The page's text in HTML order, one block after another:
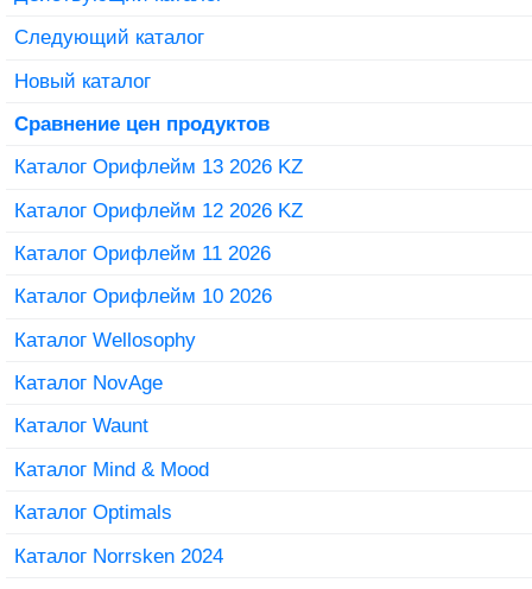
Следующий каталог
Новый каталог
Сравнение цен продуктов
Каталог Орифлейм 13 2026 KZ
Каталог Орифлейм 12 2026 KZ
Каталог Орифлейм 11 2026
Каталог Орифлейм 10 2026
Каталог Wellosophy
Каталог NovAge
Каталог Waunt
Каталог Mind & Mood
Каталог Optimals
Каталог Norrsken 2024